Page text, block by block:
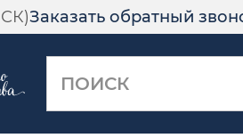
Заказать обратный